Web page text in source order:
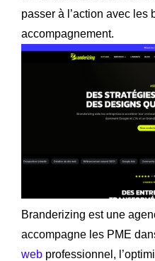
passer à l’action avec les
accompagnement.
Branderizing est une
accompagne les PME
web professionnel,